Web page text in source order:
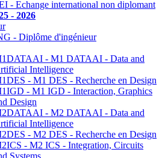
- Echange international non diplomant
- 2026
- Diplôme d'ingénieur
- M1 DATAAI - Data and
Intelligence
- M1 DES - Recherche en Design
- M1 IGD - Interaction, Graphics
Design
- M2 DATAAI - Data and
Intelligence
- M2 DES - Recherche en Design
- M2 ICS - Integration, Circuits
Systems